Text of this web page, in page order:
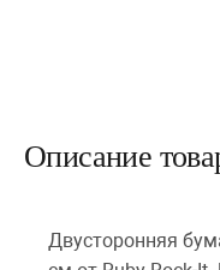
Описание
Двусторонняя